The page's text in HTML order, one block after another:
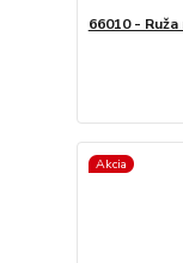
66010 -
Akcia